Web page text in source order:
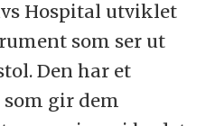
Hospital utviklet
som ser ut
Den har et
gir dem